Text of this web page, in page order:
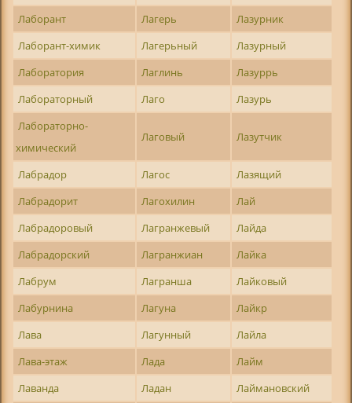
Лаборант
Лагерь
Лазурник
Лаборант-химик
Лагерьный
Лазурный
Лаборатория
Лаглинь
Лазуррь
Лабораторный
Лаго
Лазурь
Лабораторно-
химический
Лаговый Лазутчик
Лабрадор Лагос
Лазящий
Лабрадорит
Лагохилин
Лай
Лабрадоровый
Лагранжевый
Лайда
Лабрадорский
Лагранжиан
Лайка
Лабрум
Лагранша
Лайковый
Лабурнина
Лагуна
Лайкр
Лава
Лагунный
Лайла
Лава-этаж
Лада
Лайм
Лаванда
Ладан
Лаймановский